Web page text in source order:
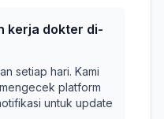
kerja dokter di-
setiap hari. Kami
platform
untuk update